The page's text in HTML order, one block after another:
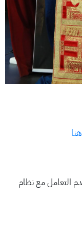
هنا
التعامل مع نظام